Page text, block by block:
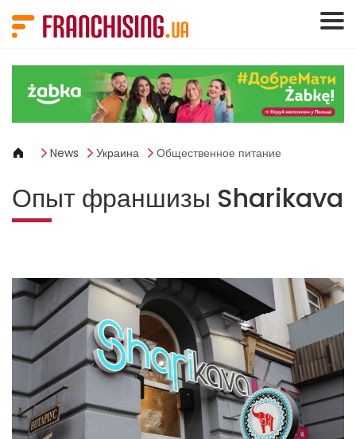
News Украина Общественное питание
Опыт франшизы Sharikava